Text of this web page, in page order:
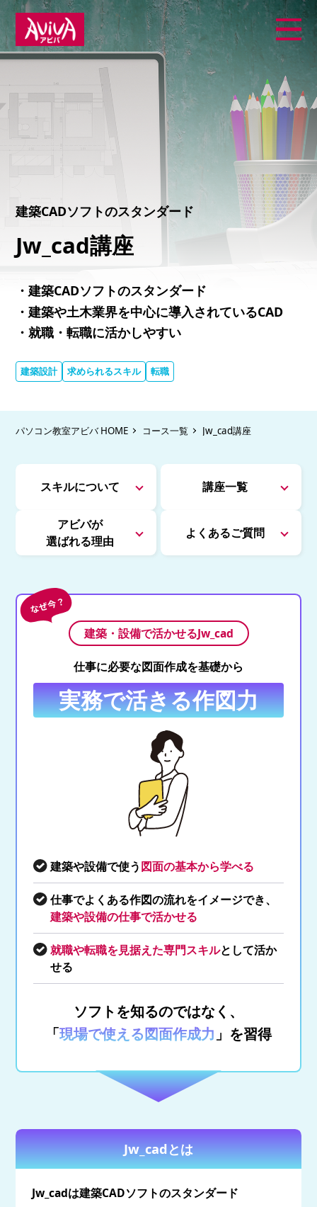
建築CADソフトのスタンダード
Jw_cad講座
・建築CADソフトのスタンダード
・建築や土木業界を中心に導入されているCAD
・就職・転職に活かしやすい
建築設計 求められるスキル 転職
パソコン教室アビバ HOME コース一覧 Jw_cad講座
スキルについて 講座一覧
アビバが
選ばれる理由
よくあるご質問
建築・設備で活かせるJw_cad
仕事に必要な図面作成を基礎から
実務で活きる作図力
建築や設備で使う図面の基本から学べる
仕事でよくある作図の流れをイメージでき、
建築や設備の仕事で活かせる
就職や転職を見据えた専門スキルとして活か
せる
ソフトを知るのではなく、
「現場で使える図面作成力 」を習得
Jw_cadとは
Jw_cadは建築CADソフトのスタンダード